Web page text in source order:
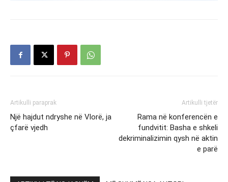
Artikulli paraprak
Një hajdut ndryshe në Vlorë, ja
çfarë vjedh
Artikulli tjetër
Rama në konferencën e
fundvitit: Basha e shkeli
dekriminalizimin qysh në aktin
e parë